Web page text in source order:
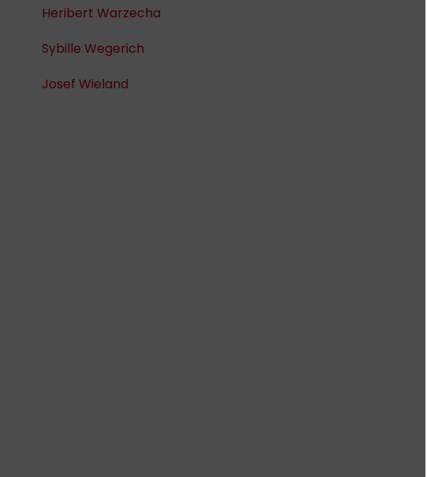
Heribert Warzecha
Sybille Wegerich
Josef Wieland